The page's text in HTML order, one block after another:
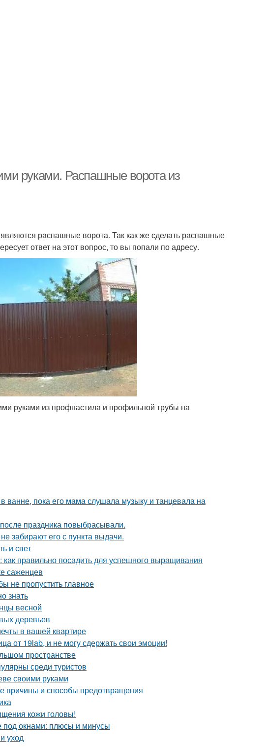
руками. Распашные ворота из
распашные ворота. Так как же сделать распашные
ответ на этот вопрос, то вы попали по адресу.
руками из профнастила и профильной трубы на
ванне, пока его мама слушала музыку и танцевала на
праздника повыбрасывали.
забирают его с пункта выдачи.
и свет
правильно посадить для успешного выращивания
саженцев
не пропустить главное
знать
весной
деревьев
в вашей квартире
от 19lab, и не могу сдержать свои эмоции!
пространстве
среди туристов
своими руками
причины и способы предотвращения
кожи головы!
под окнами: плюсы и минусы
уход